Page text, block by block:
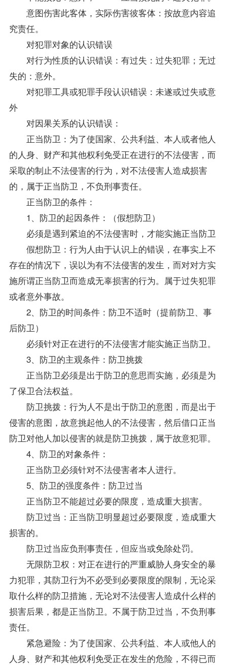
意图伤害此客体，实际伤害彼客体：按故意内容追
究责任。
对犯罪对象的认识错误
对行为性质的认识错误：有过失：过失犯罪；无过
失的：意外。
对犯罪工具或犯罪手段认识错误：未遂或过失或意
外
对因果关系的认识错误：
正当防卫：为了使国家、公共利益、本人或者他人
的人身、财产和其他权利免受正在进行的不法侵害，而
采取的制止不法侵害的行为，对不法侵害人造成损害
的，属于正当防卫，不负刑事责任。
正当防卫的条件：
1、防卫的起因条件：（假想防卫）
必须是遇到紧迫的不法侵害时，才能实施正当防卫
假想防卫：行为人由于认识上的错误，在事实上不
存在的情况下，误以为有不法侵害的发生，而对对方实
施所谓正当防卫而造成无辜损害的行为。属于过失犯罪
或者意外事故。
2、防卫的时间条件：防卫不适时（提前防卫、事
后防卫）
必须针对正在进行的不法侵害才能实施正当防卫。
3、防卫的主观条件：防卫挑拨
正当防卫必须是出于防卫的意思而实施，必须是为
了保卫合法权益。
防卫挑拨：行为人不是出于防卫的意图，而是出于
侵害的意图，故意挑起他人的不法侵害，然后借口正当
防卫对他人加以侵害的就是防卫挑拨，属于故意犯罪。
4、防卫的对象条件：
正当防卫必须针对不法侵害者本人进行。
5、防卫的强度条件：防卫过当
正当防卫不能超过必要的限度，造成重大损害。
防卫过当：正当防卫明显超过必要限度，造成重大
损害的。
防卫过当应负刑事责任，但应当或免除处罚。
无限防卫权：对正在进行的严重威胁人身安全的暴
力犯罪，其防卫行为不必受到必要限度的限制，无论采
取什么样的防卫措施，无论对不法侵害人造成什么样的
损害后果，都是正当防卫。不属于防卫过当，不负刑事
责任。
紧急避险：为了使国家、公共利益、本人或他人的
人身、财产和其他权利免受正在发生的危险，不得已而